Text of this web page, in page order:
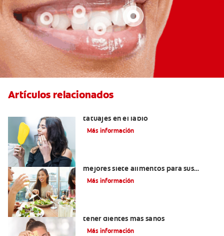
Artículos relacionados
tatuajes en el labio
Más información
mejores siete alimentos para sus
dientes
Más información
tener dientes más sanos
Más información